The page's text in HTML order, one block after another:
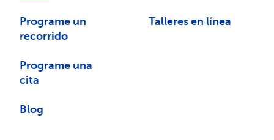
Programe un
recorrido
Programe una
cita
Blog
Talleres en línea